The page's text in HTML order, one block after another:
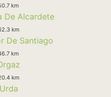
km
De Alcardete
km
De Santiago
km
km
Urda